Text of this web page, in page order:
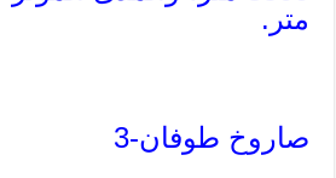
متر.
صاروخ طوفان-3